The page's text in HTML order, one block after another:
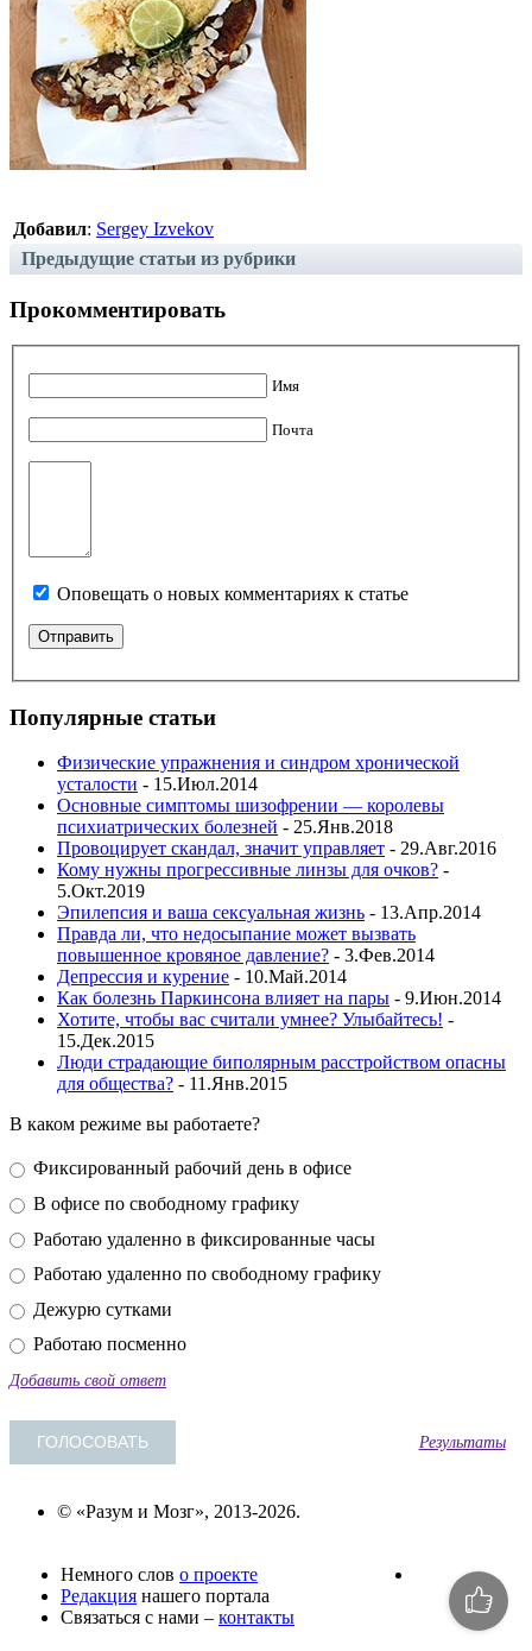
Добавил: Sergey Izvekov
Предыдущие статьи из рубрики
Прокомментировать
Имя
Почта
Оповещать о новых комментариях к статье
Популярные статьи
Физические упражнения и синдром хронической
усталости - 15.Июл.2014
Основные симптомы шизофрении — королевы
психиатрических болезней - 25.Янв.2018
Провоцирует скандал, значит управляет - 29.Авг.2016
Кому нужны прогрессивные линзы для очков? -
5.Окт.2019
Эпилепсия и ваша сексуальная жизнь - 13.Апр.2014
Правда ли, что недосыпание может вызвать
повышенное кровяное давление? - 3.Фев.2014
Депрессия и курение - 10.Май.2014
Как болезнь Паркинсона влияет на пары - 9.Июн.2014
Хотите, чтобы вас считали умнее? Улыбайтесь! -
15.Дек.2015
Люди страдающие биполярным расстройством опасны
для общества? - 11.Янв.2015
В каком режиме вы работаете?
Фиксированный рабочий день в офисе
В офисе по свободному графику
Работаю удаленно в фиксированные часы
Работаю удаленно по свободному графику
Дежурю сутками
Работаю посменно
Добавить свой ответ
Результаты
© «Разум и Мозг», 2013-2026.
Немного слов о проекте
Редакция нашего портала
Связаться с нами – контакты